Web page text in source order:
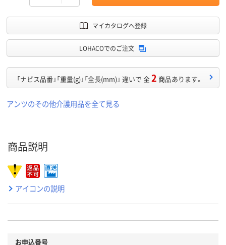
マイカタログへ登録
LOHACOでのご注文
「ナビス品番」「重量(g)」「全長(mm)」 違いで 全2 商品あります。
アンツのその他介護用品を全て見る
商品説明
アイコンの説明
お申込番号